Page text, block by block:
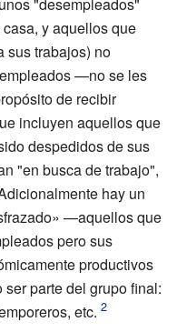
y aquellos que
sus trabajos) no
—no se les
de recibir
incluyen aquellos que
despedidos de sus
"en busca de trabajo",
hay un
—aquellos que
pero sus
productivos
parte del grupo final:
etc.